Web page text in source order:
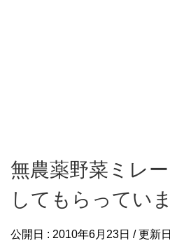
無農薬野菜ミレ
してもらっていま
公開日 : 2010年6月23日 / 更新